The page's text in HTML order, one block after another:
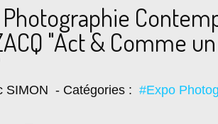
"Act & Comme
SIMON - Catégories : #Expo